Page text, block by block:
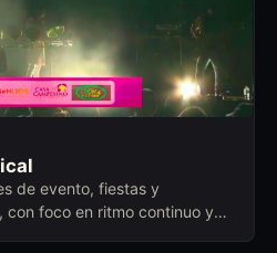
de evento, fiestas y
con foco en ritmo continuo y